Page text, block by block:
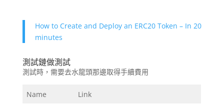
How to Create and Deploy an ERC20 Token – In 20
minutes
測試鏈做測試
測試時，需要去水龍頭那邊取得手續費用
Name
Link